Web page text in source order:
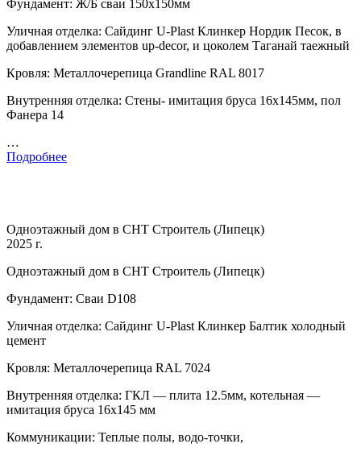
Фундамент: Ж/Б сваи 150х150мм
Уличная отделка: Сайдинг U-Plast Клинкер Нордик Песок, в
добавлением элементов up-decor, и цоколем Таганай таежный
Кровля: Металлочерепица Grandline RAL 8017
Внутренняя отделка: Стены- имитация бруса 16х145мм, пол
Фанера 14
…
Подробнее
Одноэтажный дом в СНТ Строитель (Липецк)
2025 г.
Одноэтажный дом в СНТ Строитель (Липецк)
Фундамент: Сваи D108
Уличная отделка: Сайдинг U-Plast Клинкер Балтик холодный
цемент
Кровля: Металлочерепица RAL 7024
Внутренняя отделка: ГКЛ — плита 12.5мм, котельная —
имитация бруса 16х145 мм
Коммуникации: Теплые полы, водо-точки,